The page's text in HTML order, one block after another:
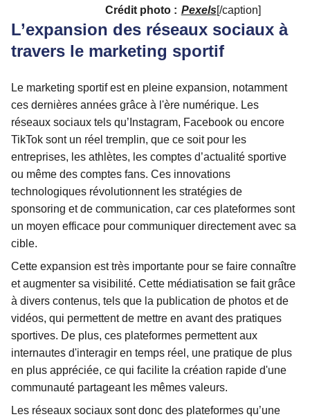
Crédit photo : Pexels[/caption]
L’expansion des réseaux sociaux à
travers le marketing sportif
Le marketing sportif est en pleine expansion, notamment
ces dernières années grâce à l'ère numérique. Les
réseaux sociaux tels qu’Instagram, Facebook ou encore
TikTok sont un réel tremplin, que ce soit pour les
entreprises, les athlètes, les comptes d’actualité sportive
ou même des comptes fans. Ces innovations
technologiques révolutionnent les stratégies de
sponsoring et de communication, car ces plateformes sont
un moyen efficace pour communiquer directement avec sa
cible.
Cette expansion est très importante pour se faire connaître
et augmenter sa visibilité. Cette médiatisation se fait grâce
à divers contenus, tels que la publication de photos et de
vidéos, qui permettent de mettre en avant des pratiques
sportives. De plus, ces plateformes permettent aux
internautes d'interagir en temps réel, une pratique de plus
en plus appréciée, ce qui facilite la création rapide d'une
communauté partageant les mêmes valeurs.
Les réseaux sociaux sont donc des plateformes qu’une